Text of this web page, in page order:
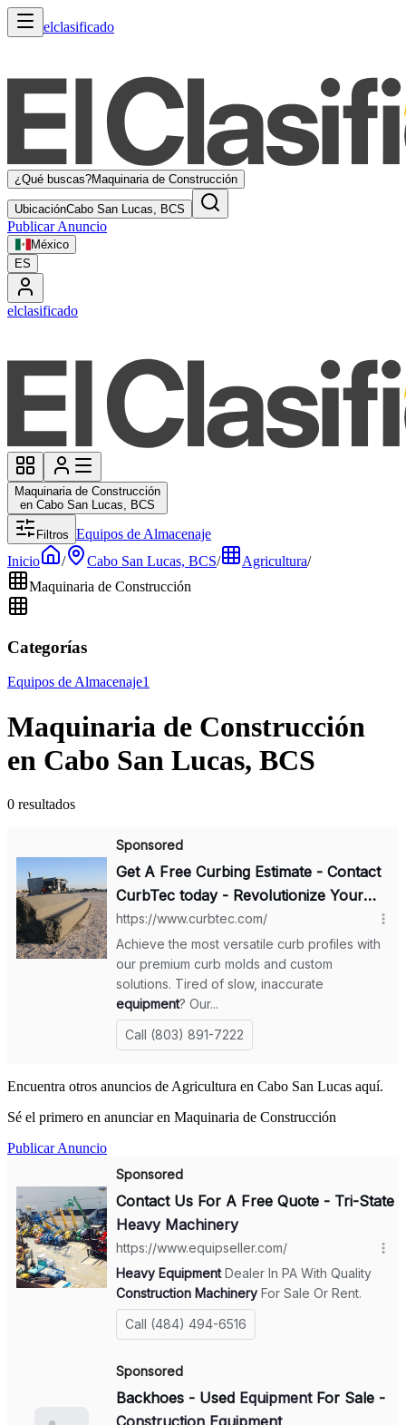
elclasificado
¿Qué buscas?Maquinaria de Construcción
UbicaciónCabo San Lucas, BCS
Publicar Anuncio
México
ES
elclasificado
Maquinaria de Construcción
en Cabo San Lucas, BCS
Filtros Equipos de Almacenaje
Inicio
/ Cabo San Lucas, BCS/ Agricultura/
Maquinaria de Construcción
Categorías
Equipos de Almacenaje1
Maquinaria de Construcción
en Cabo San Lucas, BCS
0 resultados
Encuentra otros anuncios de Agricultura en Cabo San Lucas aquí.
Sé el primero en anunciar en Maquinaria de Construcción
Publicar Anuncio